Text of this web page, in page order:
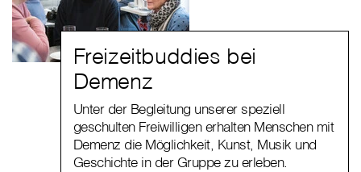
Freizeitbuddies bei
Demenz
Unter der Begleitung unserer speziell
geschulten Freiwilligen erhalten Menschen mit
Demenz die Möglichkeit, Kunst, Musik und
Geschichte in der Gruppe zu erleben.